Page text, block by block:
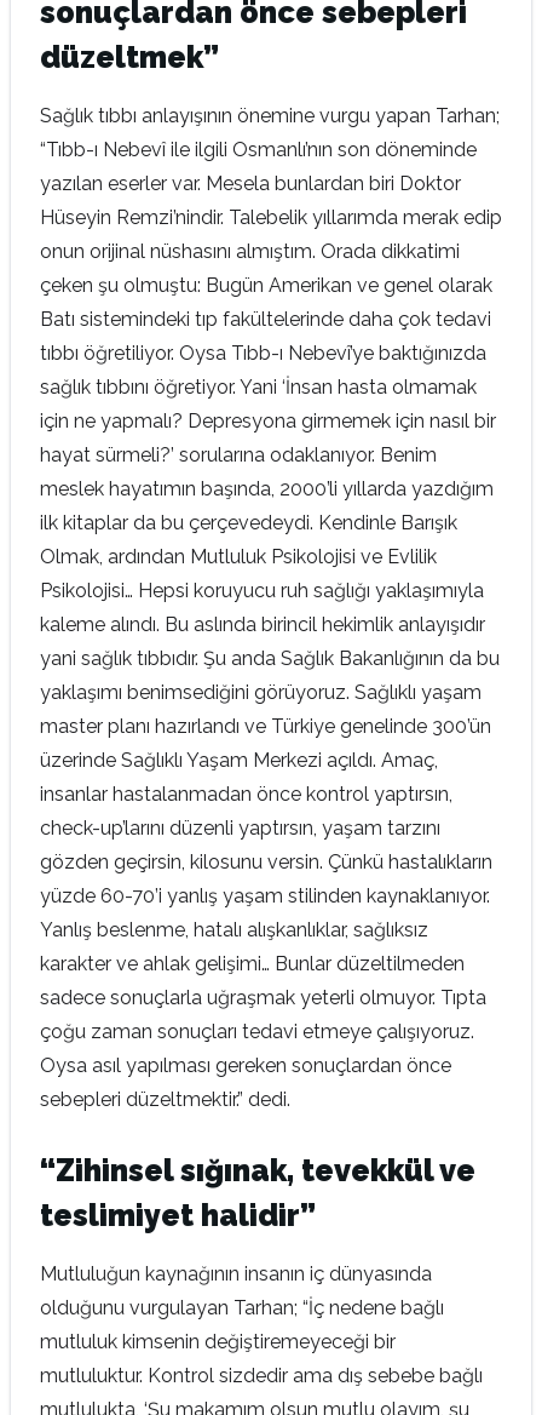
sonuçlardan önce sebepleri
düzeltmek”
Sağlık tıbbı anlayışının önemine vurgu yapan Tarhan;
“Tıbb-ı Nebevî ile ilgili Osmanlı’nın son döneminde
yazılan eserler var. Mesela bunlardan biri Doktor
Hüseyin Remzi’nindir. Talebelik yıllarımda merak edip
onun orijinal nüshasını almıştım. Orada dikkatimi
çeken şu olmuştu: Bugün Amerikan ve genel olarak
Batı sistemindeki tıp fakültelerinde daha çok tedavi
tıbbı öğretiliyor. Oysa Tıbb-ı Nebevî’ye baktığınızda
sağlık tıbbını öğretiyor. Yani ‘İnsan hasta olmamak
için ne yapmalı? Depresyona girmemek için nasıl bir
hayat sürmeli?’ sorularına odaklanıyor. Benim
meslek hayatımın başında, 2000’li yıllarda yazdığım
ilk kitaplar da bu çerçevedeydi. Kendinle Barışık
Olmak, ardından Mutluluk Psikolojisi ve Evlilik
Psikolojisi… Hepsi koruyucu ruh sağlığı yaklaşımıyla
kaleme alındı. Bu aslında birincil hekimlik anlayışıdır
yani sağlık tıbbıdır. Şu anda Sağlık Bakanlığının da bu
yaklaşımı benimsediğini görüyoruz. Sağlıklı yaşam
master planı hazırlandı ve Türkiye genelinde 300’ün
üzerinde Sağlıklı Yaşam Merkezi açıldı. Amaç,
insanlar hastalanmadan önce kontrol yaptırsın,
check-up’larını düzenli yaptırsın, yaşam tarzını
gözden geçirsin, kilosunu versin. Çünkü hastalıkların
yüzde 60-70’i yanlış yaşam stilinden kaynaklanıyor.
Yanlış beslenme, hatalı alışkanlıklar, sağlıksız
karakter ve ahlak gelişimi… Bunlar düzeltilmeden
sadece sonuçlarla uğraşmak yeterli olmuyor. Tıpta
çoğu zaman sonuçları tedavi etmeye çalışıyoruz.
Oysa asıl yapılması gereken sonuçlardan önce
sebepleri düzeltmektir.” dedi.
“Zihinsel sığınak, tevekkül ve
teslimiyet halidir”
Mutluluğun kaynağının insanın iç dünyasında
olduğunu vurgulayan Tarhan; “İç nedene bağlı
mutluluk kimsenin değiştiremeyeceği bir
mutluluktur. Kontrol sizdedir ama dış sebebe bağlı
mutlulukta, ‘Şu makamım olsun mutlu olayım, şu